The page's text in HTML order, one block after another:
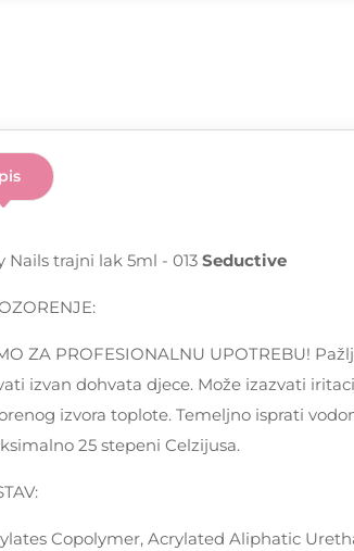
Nails trajni lak 5ml - 013 Seductive
ZA PROFESIONALNU UPOTREBU!
izvan dohvata djece. Može izazvati
izvora toplote. Temeljno isprati
25 stepeni Celzijusa.
Copolymer, Acrylated Aliphatic